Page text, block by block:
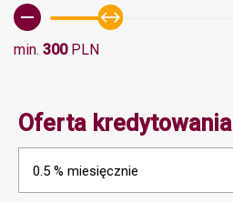
min. 300PLN
Oferta kredytowania
0.5 % miesięcznie